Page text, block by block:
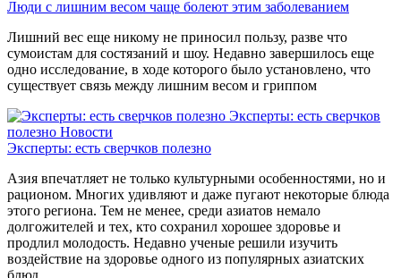
Люди с лишним весом чаще болеют этим заболеванием
Лишний вес еще никому не приносил пользу, разве что
сумоистам для состязаний и шоу. Недавно завершилось еще
одно исследование, в ходе которого было установлено, что
существует связь между лишним весом и гриппом
Эксперты: есть сверчков
полезно Новости
Эксперты: есть сверчков полезно
Азия впечатляет не только культурными особенностями, но и
рационом. Многих удивляют и даже пугают некоторые блюда
этого региона. Тем не менее, среди азиатов немало
долгожителей и тех, кто сохранил хорошее здоровье и
продлил молодость. Недавно ученые решили изучить
воздействие на здоровье одного из популярных азиатских